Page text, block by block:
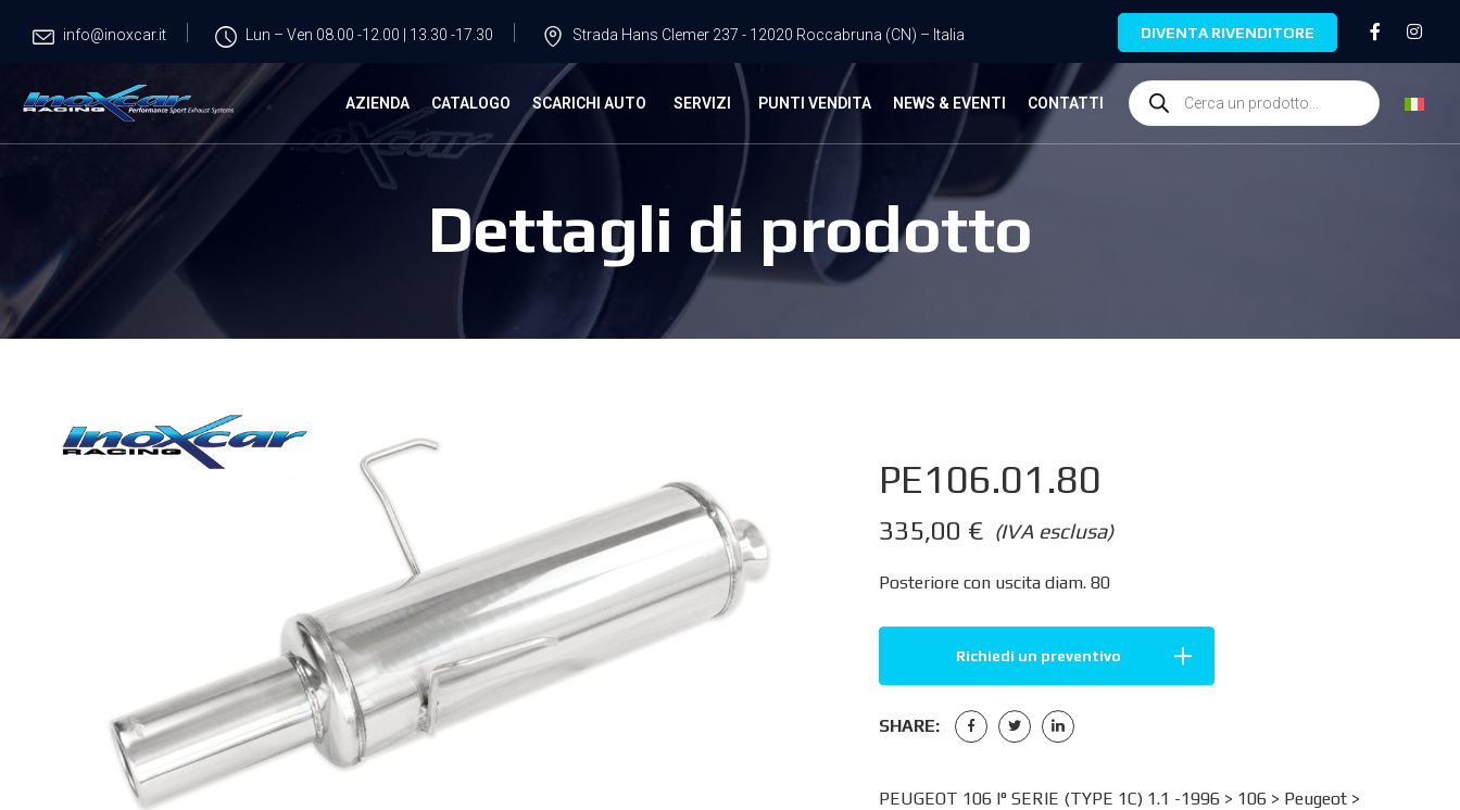
info@inoxcar.it Lun – Ven 08.00 -12.00 | 13.30 -17.30 Strada Hans Clemer 237 - 12020 Roccabruna (CN) – Italia DIVENTA RIVENDITORE
AZIENDA CATALOGO SCARICHI AUTO SERVIZI PUNTI VENDITA NEWS & EVENTI CONTATTI
Dettagli di prodotto
PE106.01.80
(IVA esclusa)
335,00 €
Posteriore con uscita diam. 80
Richiedi un preventivo
SHARE:
PEUGEOT 106 I° SERIE (TYPE 1C) 1.1 -1996 > 106> Peugeot>